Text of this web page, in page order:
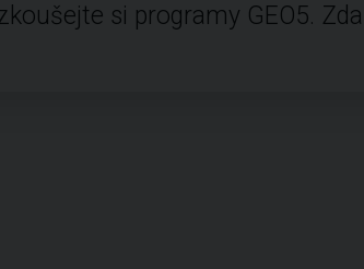
si programy GEO5.